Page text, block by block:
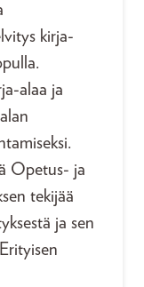
kirja-
alaa ja
Opetus- ja
tekijää
ja sen